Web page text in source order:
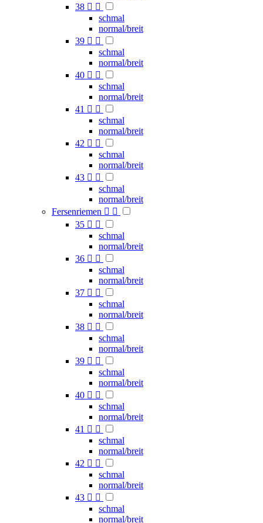
38  
schmal
normal/breit
39  
schmal
normal/breit
40  
schmal
normal/breit
41  
schmal
normal/breit
42  
schmal
normal/breit
43  
schmal
normal/breit
Fersenriemen  
35  
schmal
normal/breit
36  
schmal
normal/breit
37  
schmal
normal/breit
38  
schmal
normal/breit
39  
schmal
normal/breit
40  
schmal
normal/breit
41  
schmal
normal/breit
42  
schmal
normal/breit
43  
schmal
normal/breit